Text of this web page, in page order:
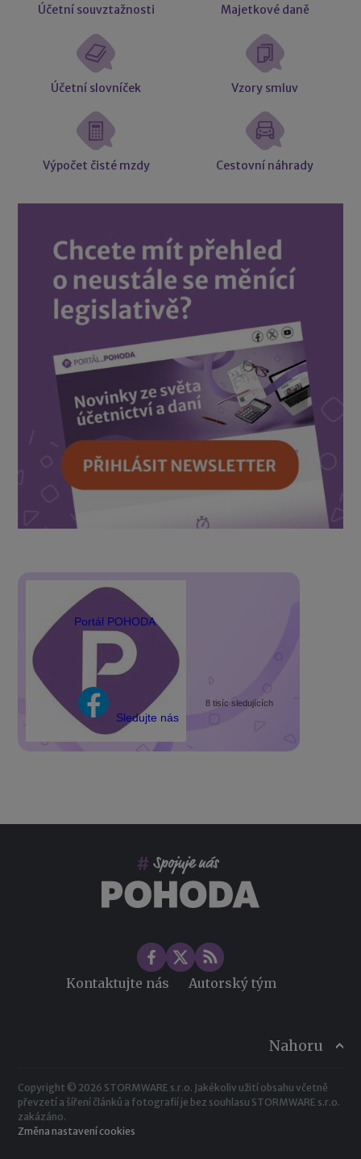
Účetní souvztažnosti Majetkové daně
Účetní slovníček Vzory smluv
Výpočet čisté mzdy Cestovní náhrady
Portál POHODA
Sledujte nás
8 tisíc sledujících
Kontaktujte nás Autorský tým
Nahoru
Copyright © 2026 STORMWARE s.r.o. Jakékoliv užití obsahu včetně
převzetí a šíření článků a fotografií je bez souhlasu STORMWARE s.r.o.
zakázáno.
Změna nastavení cookies